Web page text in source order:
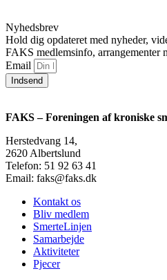
Nyhedsbrev
Hold dig opdateret med nyheder,
FAKS medlemsinfo, arrangementer
Email
Indsend
FAKS – Foreningen af kroniske
Herstedvang 14,
2620 Albertslund
Telefon: 51 92 63 41
Email: faks@faks.dk
Kontakt os
Bliv medlem
SmerteLinjen
Samarbejde
Aktiviteter
Pjecer